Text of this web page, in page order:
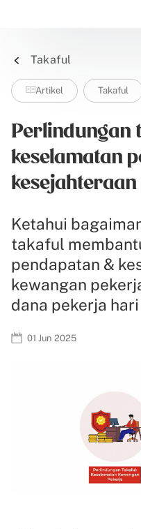
Takaful
Artikel Takaful
Perlindungan
keselamatan
Ketahui
takaful
pendapatan &
kewangan
dana pekerja hari
01 Jun 2025